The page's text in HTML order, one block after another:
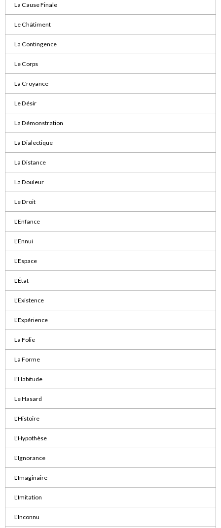
La Cause Finale
Le Châtiment
La Contingence
Le Corps
La Croyance
Le Désir
La Démonstration
La Dialectique
La Distance
La Douleur
Le Droit
L'Enfance
L'Ennui
L'Espace
L'État
L'Existence
L'Expérience
La Folie
La Forme
L'Habitude
Le Hasard
L'Histoire
L'Hypothèse
L'Ignorance
L'Imaginaire
L'Imitation
L'Inconnu